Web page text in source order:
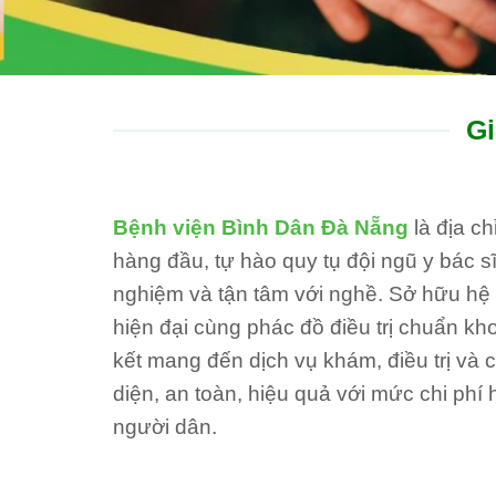
Bệnh viện Bình Dân Đà Nẵng là địa
hàng đầu, tự hào quy tụ đội ngũ y bác
nghiệm và tận tâm với nghề. Sở hữu
hiện đại cùng phác đồ điều trị chuẩn
kết mang đến dịch vụ khám, điều trị và
diện, an toàn, hiệu quả với mức chi phí
người dân.